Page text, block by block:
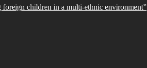
children in a multi-ethnic environment”